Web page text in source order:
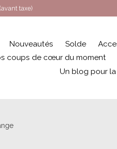
taxe)
Nouveautés Solde
coups de cœur du moment
Un blog pour